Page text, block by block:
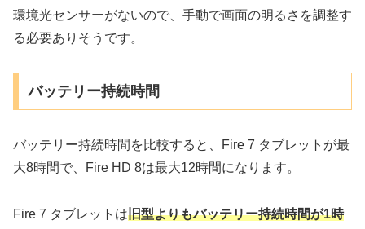
環境光センサーがないので、手動で画面の明るさを調整す
る必要ありそうです。
バッテリー持続時間
バッテリー持続時間を比較すると、Fire 7 タブレットが最
大8時間で、Fire HD 8は最大12時間になります。
Fire 7 タブレットは旧型よりもバッテリー持続時間が1時